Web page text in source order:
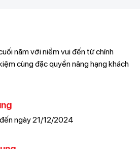
năm với niềm vui đến từ chính
cùng đặc quyền nâng hạng khách
ngày 21/12/2024